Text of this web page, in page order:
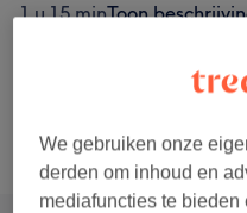
1 u 15 minToon
Toon beschrijving
Alle behandelingen
We gebruiken onze
derden om inhoud en
mediafuncties te bieden